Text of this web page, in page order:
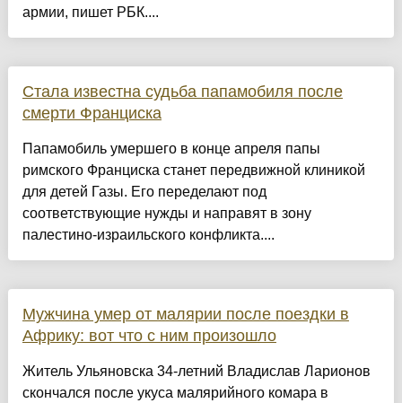
армии, пишет РБК....
Стала известна судьба папамобиля после
смерти Франциска
Папамобиль умершего в конце апреля папы
римского Франциска станет передвижной клиникой
для детей Газы. Его переделают под
соответствующие нужды и направят в зону
палестино-израильского конфликта....
Мужчина умер от малярии после поездки в
Африку: вот что с ним произошло
Житель Ульяновска 34-летний Владислав Ларионов
скончался после укуса малярийного комара в